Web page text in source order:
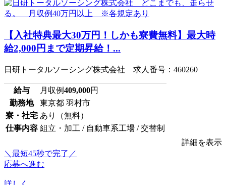
【入社特典最大30万円！しかも寮費無料】最大時
給2,000円まで定期昇給！...
日研トータルソーシング株式会社 求人番号：460260
給与 月収例409,000円
勤務地
東京都 羽村市
寮・社宅 あり（無料）
仕事内容 組立・加工 / 自動車系工場 / 交替制
詳細を表示
＼最短45秒で完了／
応募へ進む